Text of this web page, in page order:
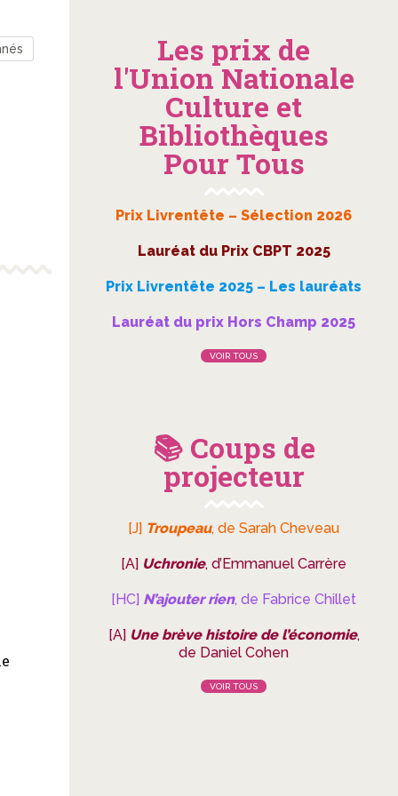
Les prix de
l'Union Nationale
Culture et
Bibliothèques
Pour Tous
Prix Livrentête – Sélection 2026
Lauréat du Prix CBPT 2025
Prix Livrentête 2025 – Les lauréats
Lauréat du prix Hors Champ 2025
VOIR TOUS
📚 Coups de
projecteur
[J] Troupeau, de Sarah Cheveau
[A] Uchronie, d’Emmanuel Carrère
[HC] N’ajouter rien, de Fabrice Chillet
[A] Une brève histoire de l’économie,
de Daniel Cohen
VOIR TOUS